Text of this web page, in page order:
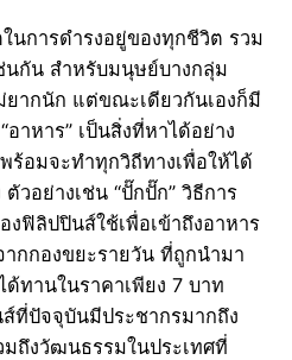
นการดำรงอยู่ของทุกชีวิต รวม
นกัน สำหรับมนุษย์บางกลุ่ม
ยากนัก แต่ขณะเดียวกันเองก็มี
าหาร” เป็นสิ่งที่หาได้อย่าง
ร้อมจะทำทุกวิถีทางเพื่อให้ได้
วอย่างเช่น “ปั๊กปั๊ก” วิธีการ
ฟิลิปปินส์ใช้เพื่อเข้าถึงอาหาร
กกองขยะรายวัน ที่ถูกนำมา
ทานในราคาเพียง 7 บาท
ปัจจุบันมีประชากรมากถึง
ถึงวัฒนธรรมในประเทศที่